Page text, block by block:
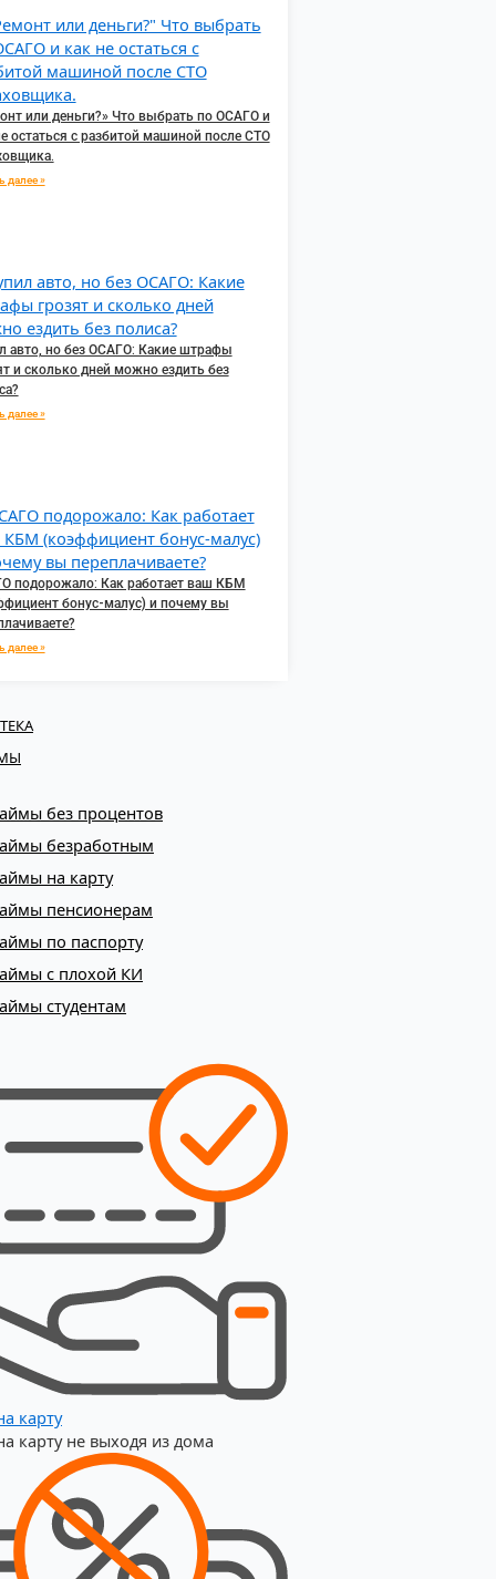
или деньги?» Что выбрать по ОСАГО и
остаться с разбитой машиной после СТО
далее »
авто, но без ОСАГО: Какие штрафы
и сколько дней можно ездить без
далее »
подорожало: Как работает ваш КБМ
бонус-малус) и почему вы
далее »
без процентов
безработным
на карту
пенсионерам
по паспорту
с плохой КИ
студентам
карту
карту не выходя из дома